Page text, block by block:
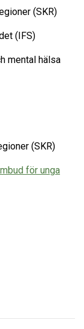
(SKR)
(IFS)
mental hälsa
(SKR)
för unga